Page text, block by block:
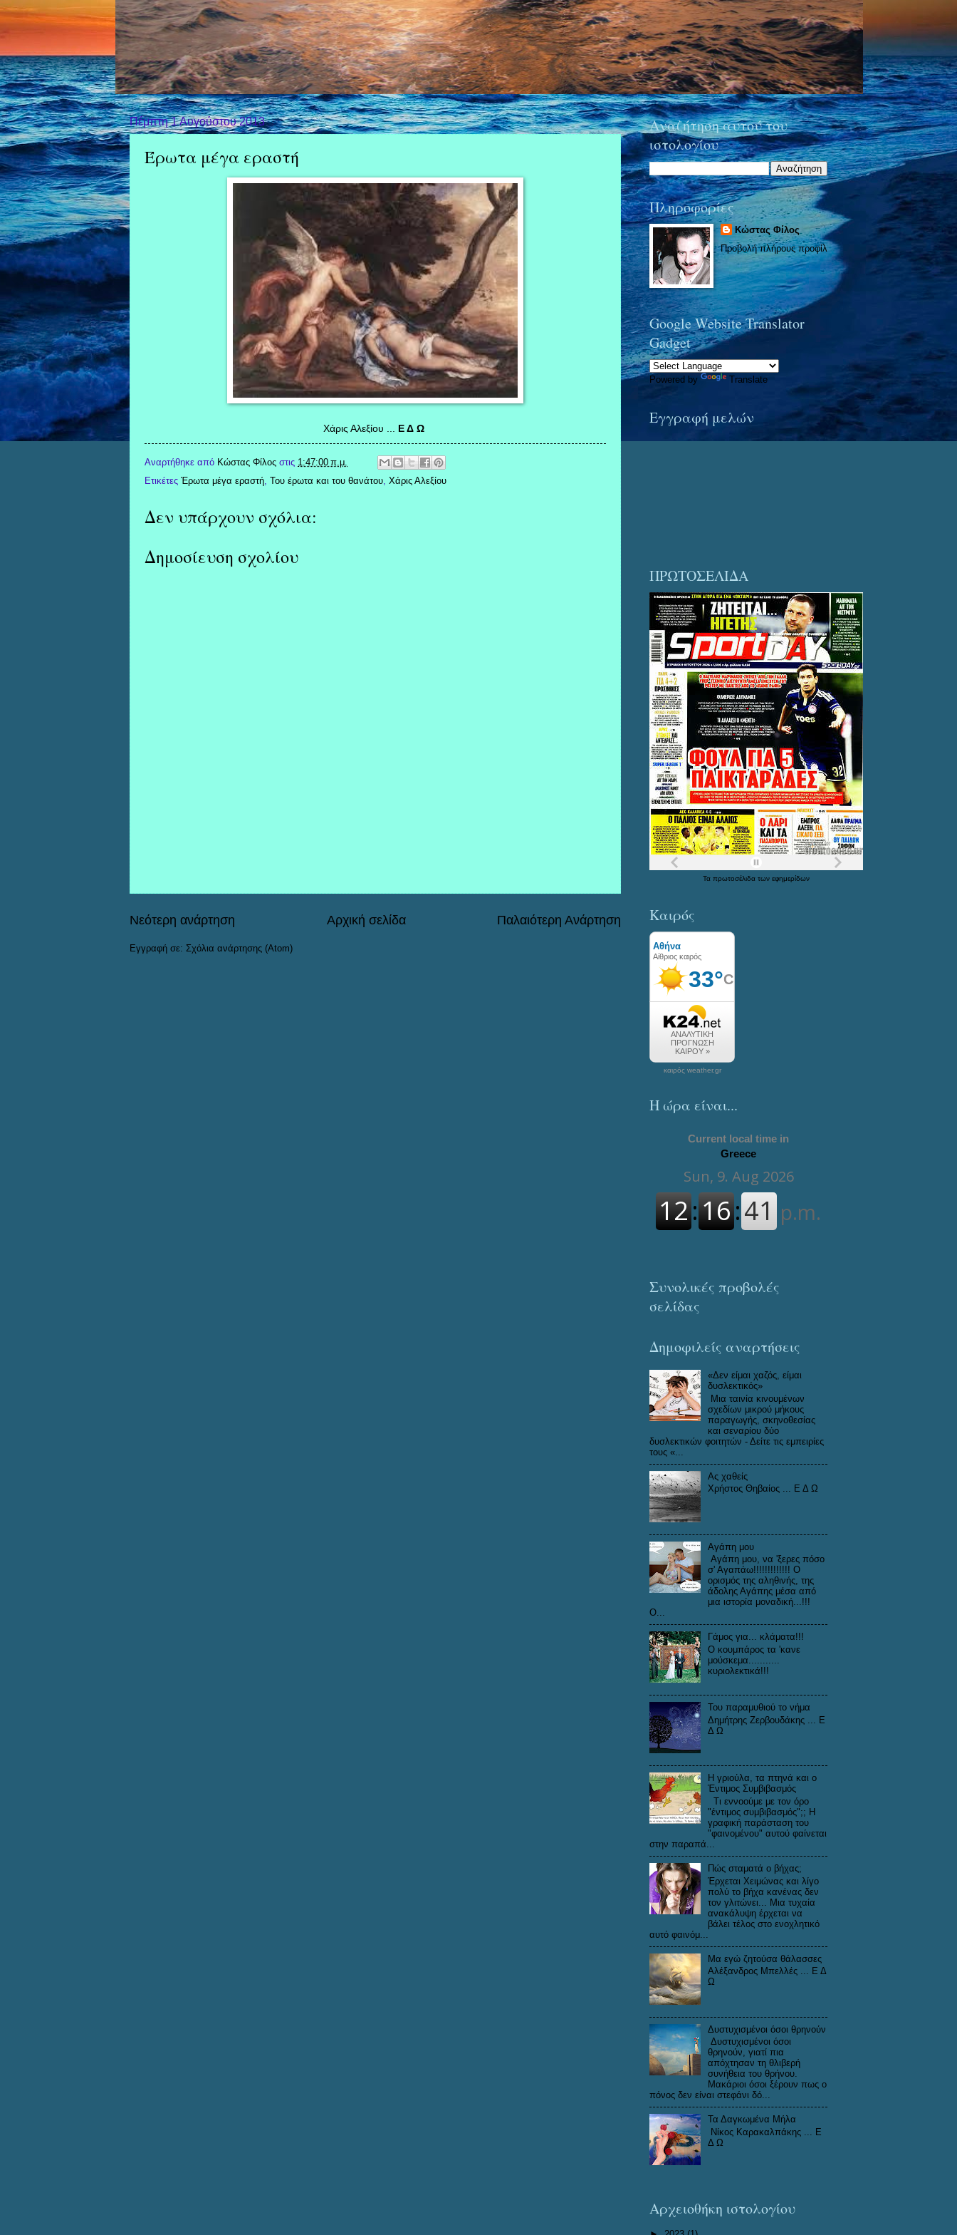
Πέμπτη 1 Αυγούστου 2013
Έρωτα μέγα εραστή
Χάρις Αλεξίου ... Ε Δ Ω
Αναρτήθηκε από Κώστας Φίλος στις 1:47:00 π.μ.
Ετικέτες Έρωτα μέγα εραστή, Του έρωτα και του θανάτου, Χάρις Αλεξίου
Δεν υπάρχουν σχόλια:
Δημοσίευση σχολίου
Νεότερη ανάρτηση Παλαιότερη Ανάρτηση
Αρχική σελίδα
Εγγραφή σε: Σχόλια ανάρτησης (Atom)
Αναζήτηση αυτού του
ιστολογίου
Πληροφορίες
Κώστας Φίλος
Προβολή πλήρους προφίλ
Google Website Translator
Gadget
Powered by Translate
Εγγραφή μελών
ΠΡΩΤΟΣΕΛΙΔΑ
Τα πρωτοσέλιδα των εφημερίδων
Καιρός
καιρός weather.gr
Η ώρα είναι...
Current local time in
Greece
Συνολικές προβολές
σελίδας
Δημοφιλείς αναρτήσεις
«Δεν είμαι χαζός, είμαι
δυσλεκτικός»
Μια ταινία κινουμένων
σχεδίων μικρού μήκους
παραγωγής, σκηνοθεσίας
και σεναρίου δύο
δυσλεκτικών φοιτητών - Δείτε τις εμπειρίες
τους «...
Aς χαθείς
Χρήστος Θηβαίος ... Ε Δ Ω
Αγάπη μου
Αγάπη μου, να 'ξερες πόσο
σ' Αγαπάω!!!!!!!!!!!!! Ο
ορισμός της αληθινής, της
άδολης Αγάπης μέσα από
μια ιστορία μοναδική...!!!
Ο...
Γάμος για... κλάματα!!!
Ο κουμπάρος τα 'κανε
μούσκεμα...........
κυριολεκτικά!!!
Του παραμυθιού το νήμα
Δημήτρης Ζερβουδάκης ... Ε
Δ Ω
Η γριούλα, τα πτηνά και ο
Έντιμος Συμβιβασμός
Τι εννοούμε με τον όρο
"έντιμος συμβιβασμός";; Η
γραφική παράσταση του
"φαινομένου" αυτού φαίνεται
στην παραπά...
Πώς σταματά ο βήχας;
Έρχεται Χειμώνας και λίγο
πολύ το βήχα κανένας δεν
τον γλιτώνει... Μια τυχαία
ανακάλυψη έρχεται να
βάλει τέλος στο ενοχλητικό
αυτό φαινόμ...
Μα εγώ ζητούσα θάλασσες
Αλέξανδρος Μπελλές ... Ε Δ
Ω
Δυστυχισμένοι όσοι θρηνούν
Δυστυχισμένοι όσοι
θρηνούν, γιατί πια
απόχτησαν τη θλιβερή
συνήθεια του θρήνου.
Μακάριοι όσοι ξέρουν πως ο
πόνος δεν είναι στεφάνι δό...
Τα Δαγκωμένα Μήλα
Νίκος Καρακαλπάκης ... Ε
Δ Ω
Αρχειοθήκη ιστολογίου